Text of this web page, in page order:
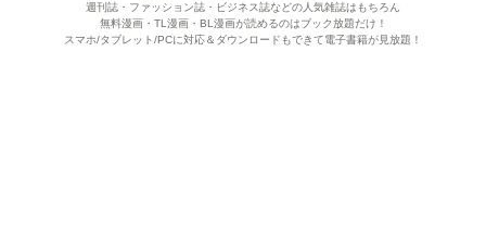
週刊誌・ファッション誌・ビジネス誌などの人気雑誌はもちろん
無料漫画・TL漫画・BL漫画が読めるのはブック放題だけ！
スマホ/タブレット/PCに対応＆ダウンロードもできて電子書籍が見放題！